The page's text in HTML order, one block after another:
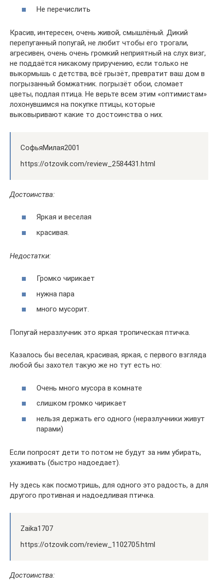
Не перечислить
Красив, интересен, очень живой, смышлёный. Дикий
перепуганный попугай, не любит чтобы его трогали,
агресивен, очень очень громкий неприятный на слух визг,
не поддаётся никакому приручению, если только не
выкормышь с детства, всё грызёт, превратит ваш дом в
погрызанный бомжатник. погрызёт обои, сломает
цветы, подлая птица. Не верьте всем этим «оптимистам»
лохонувшимся на покупке птицы, которые
выковыривают какие то достоинства о них.
СофьяМилая2001
https://otzovik.com/review_2584431.html
Достоинства:
Яркая и веселая
красивая.
Недостатки:
Громко чирикает
нужна пара
много мусорит.
Попугай неразлучник это яркая тропическая птичка.
Казалось бы веселая, красивая, яркая, с первого взгляда
любой бы захотел такую же но тут есть но:
Очень много мусора в комнате
слишком громко чирикает
нельзя держать его одного (неразлучники живут
парами)
Если попросят дети то потом не будут за ним убирать,
ухаживать (быстро надоедает).
Ну здесь как посмотришь, для одного это радость, а для
другого противная и надоедливая птичка.
Zaika1707
https://otzovik.com/review_1102705.html
Достоинства: